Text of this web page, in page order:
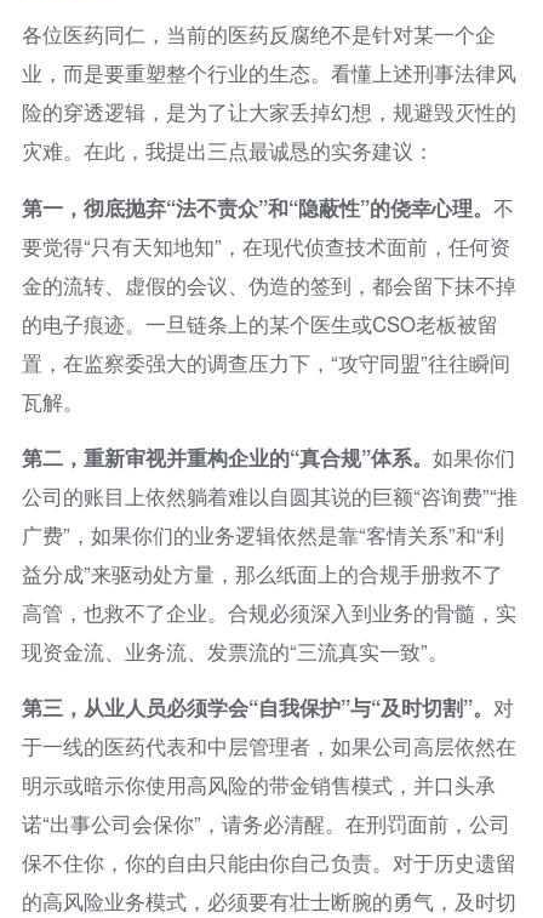
各位医药同仁，当前的医药反腐绝不是针对某一个企
业，而是要重塑整个行业的生态。看懂上述刑事法律风
险的穿透逻辑，是为了让大家丢掉幻想，规避毁灭性的
灾难。在此，我提出三点最诚恳的实务建议：
第一，彻底抛弃“法不责众”和“隐蔽性”的侥幸心理。 不
要觉得“只有天知地知”，在现代侦查技术面前，任何资
金的流转、虚假的会议、伪造的签到，都会留下抹不掉
的电子痕迹。一旦链条上的某个医生或CSO老板被留
置，在监察委强大的调查压力下，“攻守同盟”往往瞬间
瓦解。
第二，重新审视并重构企业的“真合规”体系。 如果你们
公司的账目上依然躺着难以自圆其说的巨额“咨询费”“推
广费”，如果你们的业务逻辑依然是靠“客情关系”和“利
益分成”来驱动处方量，那么纸面上的合规手册救不了
高管，也救不了企业。合规必须深入到业务的骨髓，实
现资金流、业务流、发票流的“三流真实一致”。
第三，从业人员必须学会“自我保护”与“及时切割”。 对
于一线的医药代表和中层管理者，如果公司高层依然在
明示或暗示你使用高风险的带金销售模式，并口头承
诺“出事公司会保你”，请务必清醒。在刑罚面前，公司
保不住你，你的自由只能由你自己负责。对于历史遗留
的高风险业务模式，必须要有壮士断腕的勇气，及时切